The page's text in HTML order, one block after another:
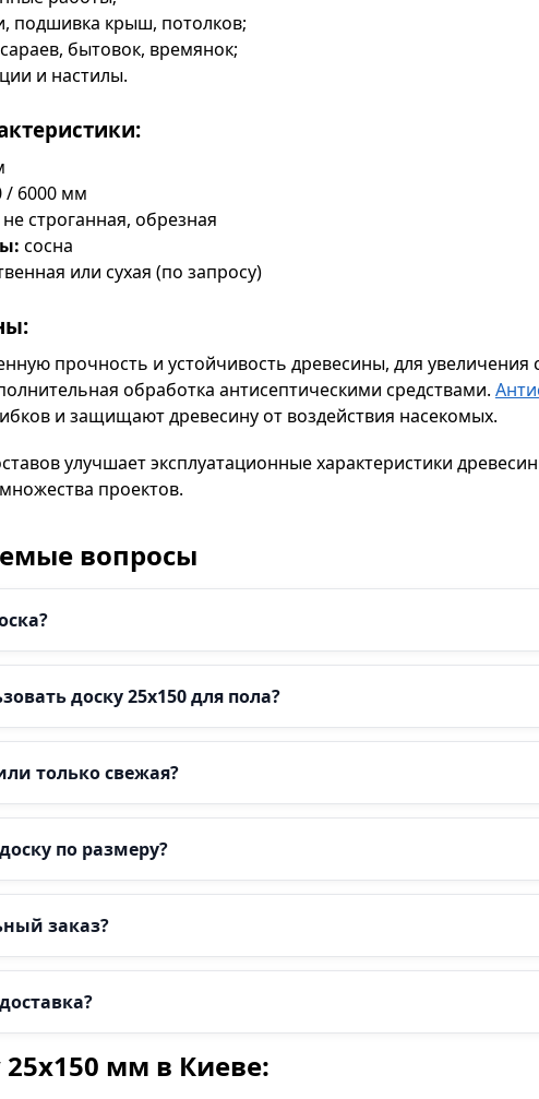
подшивка крыш, потолков;
бытовок, времянок;
и настилы.
/ 6000 мм
не строганная, обрезная
сосна
или сухая (по запросу)
прочность и устойчивость древесины, для увеличения
обработка антисептическими средствами.
и защищают древесину от воздействия насекомых.
улучшает эксплуатационные характеристики
проектов.
вопросы
доску 25х150 для пола?
только свежая?
по размеру?
заказ?
25х150 мм в Киеве: